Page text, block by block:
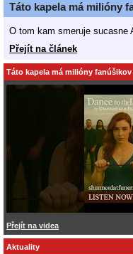
Táto kapela má milióny
O tom kam smeruje sucasne
Přejít na článek
Táto kapela má milióny
Přejít na videa
Aktuality